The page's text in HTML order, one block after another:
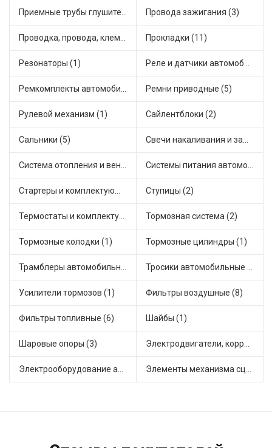
Приемные трубы глушителя (1) Провода зажигания (3)
Проводка, провода, клеммы и разъемы (4) Прокладки (11)
Резонаторы (1) Реле и датчики автомобильные (11)
Ремкомплекты автомобильные (17) Ремни приводные (5)
Рулевой механизм (1) Сайлентблоки (2)
Сальники (5) Свечи накаливания и зажигания (1)
Система отопления и вентиляции (2) Системы питания автомобиля (1)
Стартеры и комплектующие (7) Ступицы (2)
Термостаты и комплектующие системы охлаждения (2) Тормозная система (2)
Тормозные колодки (1) Тормозные цилиндры (1)
Трамблеры автомобильные (5) Тросики автомобильные (2)
Усилители тормозов (1) Фильтры воздушные (8)
Фильтры топливные (6) Шайбы (1)
Шаровые опоры (3) Электродвигатели, корректоры и приводы автомобильн (1)
Электрооборудование автомобилей (3) Элементы механизма сцепления (3)